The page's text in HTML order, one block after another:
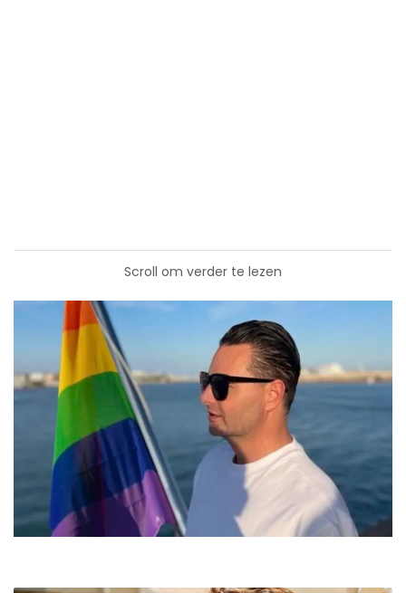
Scroll om verder te lezen